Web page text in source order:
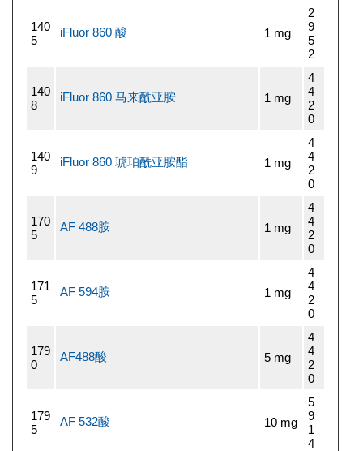
140
5
iFluor 860 酸 1 mg
2
9
5
2
140
8
iFluor 860 马来酰亚胺 1 mg
4
4
2
0
140
9
iFluor 860 琥珀酰亚胺酯 1 mg
4
4
2
0
170
5
AF 488胺 1 mg
4
4
2
0
171
5
AF 594胺 1 mg
4
4
2
0
179
0
AF488酸 5 mg
4
4
2
0
179
5
AF 532酸 10 mg
5
9
1
4